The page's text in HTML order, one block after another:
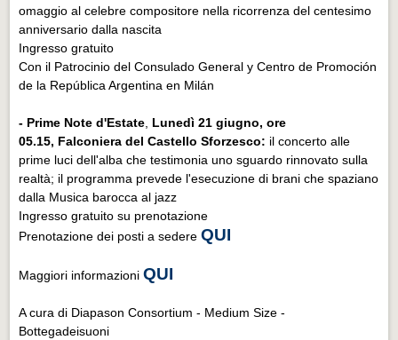
omaggio al celebre compositore nella ricorrenza del centesimo
anniversario dalla nascita
Ingresso gratuito
Con il Patrocinio del Consulado General y Centro de Promoción
de la República Argentina en Milán
- Prime Note d'Estate Lunedì 21 giugno, ore
05.15, Falconiera del Castello Sforzesco: il concerto alle
prime luci dell'alba che testimonia uno sguardo rinnovato sulla
realtà; il programma prevede l'esecuzione di brani che spaziano
dalla Musica barocca al jazz
Ingresso gratuito su prenotazione
Prenotazione dei posti a sedereQUI
Maggiori informazioniQUI
A cura di Diapason Consortium - Medium Size -
Bottegadeisuoni